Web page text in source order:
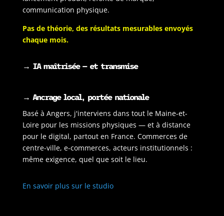
communication physique.
Pas de théorie, des résultats mesurables envoyés
chaque mois.
→ IA maîtrisée — et transmise
→ Ancrage local, portée nationale
Basé à Angers, j'interviens dans tout le Maine-et-
Loire pour les missions physiques — et à distance
pour le digital, partout en France. Commerces de
centre-ville, e-commerces, acteurs institutionnels :
même exigence, quel que soit le lieu.
En savoir plus sur le studio